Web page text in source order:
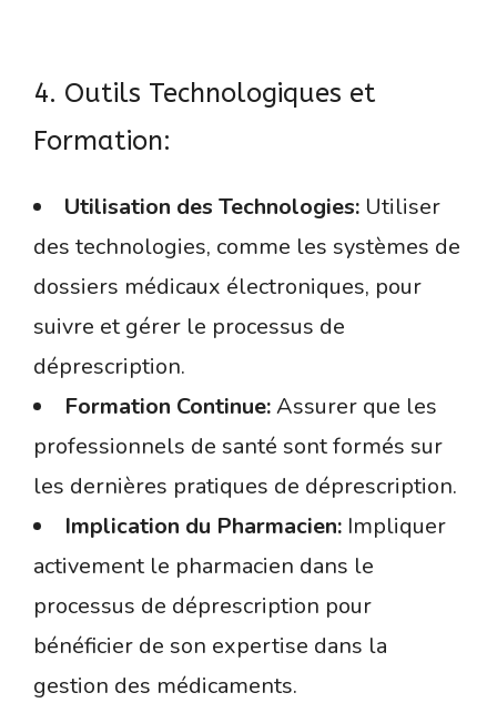
4. Outils Technologiques et
Formation:
Utilisation des Technologies: Utiliser
des technologies, comme les systèmes de
dossiers médicaux électroniques, pour
suivre et gérer le processus de
déprescription.
Formation Continue:Assurer que les
professionnels de santé sont formés sur
les dernières pratiques de déprescription.
Implication du Pharmacien: Impliquer
activement le pharmacien dans le
processus de déprescription pour
bénéficier de son expertise dans la
gestion des médicaments.